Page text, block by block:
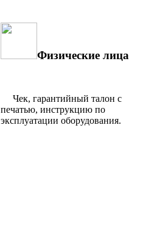
Физические лица
Чек, гарантийный талон с
печатью, инструкцию по
эксплуатации оборудования.